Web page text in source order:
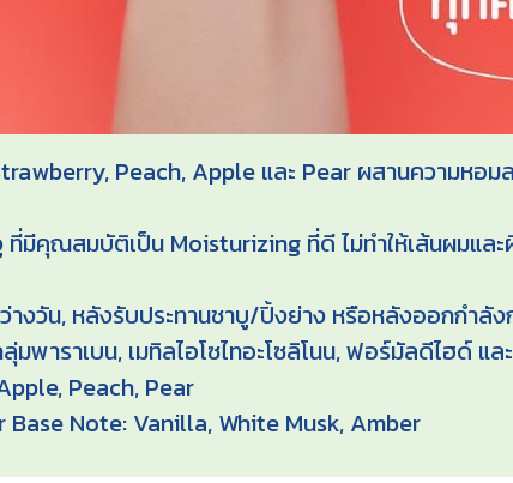
Peach, Apple และ Pear ผสานความหอม
ที่มีคุณสมบัติเป็น Moisturizing ที่ดี ไม่ทำให้เส้นผมแล
างวัน, หลังรับประทานชาบู/ปิ้งย่าง หรือหลังออกกำลัง
พาราเบน, เมทิลไอโซไทอะโซลิโนน, ฟอร์มัลดีไฮด์ แล
Peach, Pear
Note: Vanilla, White Musk, Amber